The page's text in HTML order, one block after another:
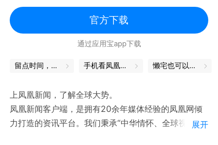
清，互动更丰富。
6、手机听新闻，解放双手。支持收听中国之声、环球
资讯的广播内容，也可以为您朗读新闻稿件，切换至后
台依然可以随时随地便捷收听精彩内容。
官方下载
通过应用宝app下载
留点时间，与自己独处 手机看凤凰卫视 懒宅也可以很精致
上凤凰新闻，了解全球大势。
凤凰新闻客户端，是拥有20余年媒体经验的凤凰网倾
力打造的资讯平台。我们秉承“中华情怀、全球视野、
展开